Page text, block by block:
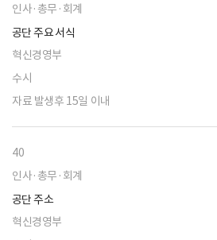
인사·총무·회계
공단 주요 서식
혁신경영부
수시
자료 발생후 15일 이내
40
인사·총무·회계
공단 주소
혁신경영부